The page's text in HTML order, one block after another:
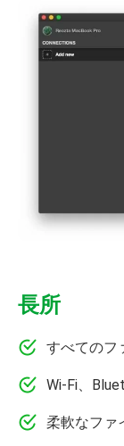
長所
すべてのフ
Wi-Fi、
柔軟なファ